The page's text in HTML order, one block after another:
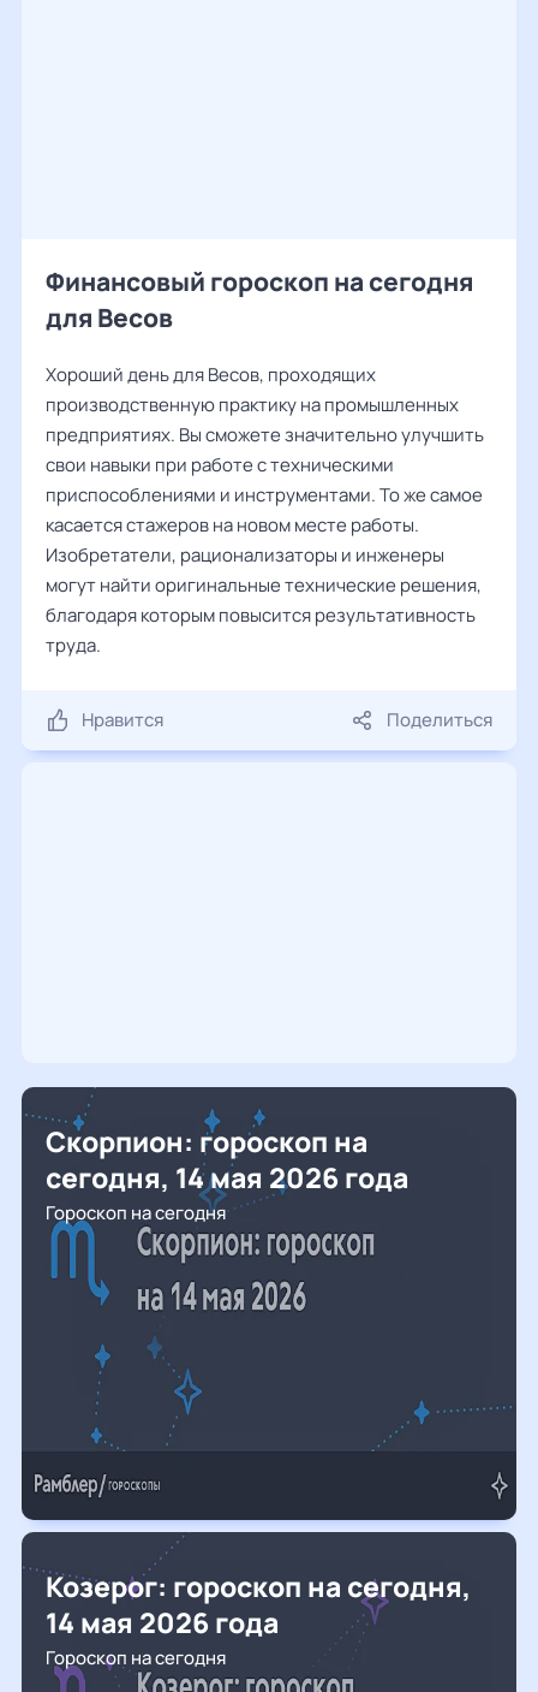
Финансовый гороскоп на сегодня
для Весов
Хороший день для Весов, проходящих
производственную практику на промышленных
предприятиях. Вы сможете значительно улучшить
свои навыки при работе с техническими
приспособлениями и инструментами. То же самое
касается стажеров на новом месте работы.
Изобретатели, рационализаторы и инженеры
могут найти оригинальные технические решения,
благодаря которым повысится результативность
труда.
Нравится Поделиться
Скорпион: гороскоп на
сегодня, 14 мая 2026 года
Гороскоп на сегодня
Козерог: гороскоп на сегодня,
14 мая 2026 года
Гороскоп на сегодня